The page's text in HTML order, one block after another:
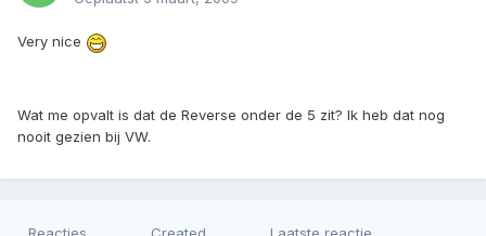
Very nice
Wat me opvalt is dat de Reverse onder de 5 zit? Ik heb dat nog
nooit gezien bij VW.